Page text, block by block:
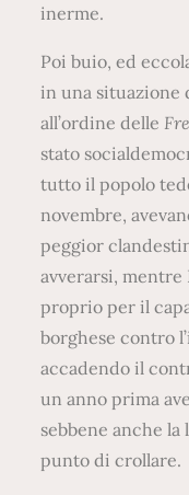
inerme.
Poi buio, ed
in una
all’ordine delle
stato
tutto il popolo
novembre,
peggior
avverarsi, mentre
proprio per il
borghese contro
accadendo il
un anno prima
sebbene anche
punto di crollare.